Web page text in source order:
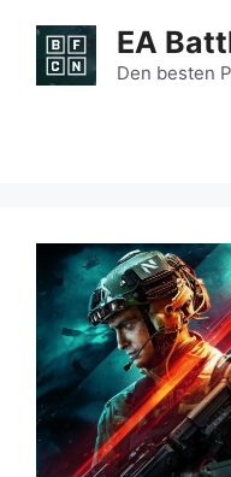
Inhalt
springen
EA
Den besten